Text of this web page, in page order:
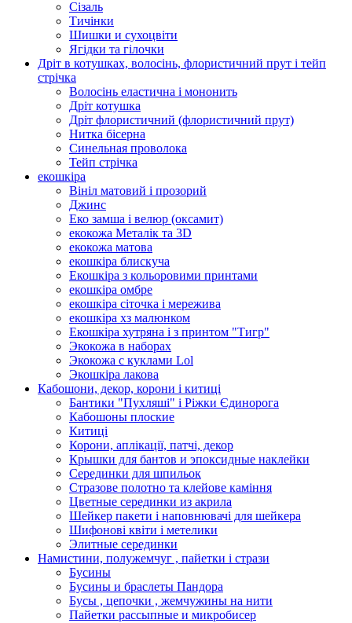
Сізаль
Тичінки
Шишки и сухоцвіти
Ягідки та гілочки
Дріт в котушках, волосінь, флористичний прут і тейп
стрічка
Волосінь еластична і мононить
Дріт котушка
Дріт флористичний (флористичний прут)
Нитка бісерна
Синельная проволока
Тейп стрічка
екошкіра
Вініл матовий і прозорий
Джинс
Еко замша і велюр (оксамит)
екокожа Металік та 3D
екокожа матова
екошкіра блискуча
Екошкіра з кольоровими принтами
екошкіра омбре
екошкіра сіточка і мережива
екошкіра хз малюнком
Екошкіра хутряна і з принтом "Тигр"
Экокожа в наборах
Экокожа с куклами Lol
Экошкiра лакова
Кабошони, декор, корони і китиці
Бантики "Пухляші" і Ріжки Єдинорога
Кабошоны плоские
Китиці
Корони, аплікації, патчі, декор
Крышки для бантов и эпоксидные наклейки
Серединки для шпильок
Стразове полотно та клейове каміння
Цветные серединки из акрила
Шейкер пакети і наповнювачі для шейкера
Шифонові квіти і метелики
Элитные серединки
Намистини, полужемчуг , пайетки і стрази
Бусины
Бусины и браслеты Пандора
Бусы , цепочки , жемчужины на нити
Пайетки рассыпные и микробисер